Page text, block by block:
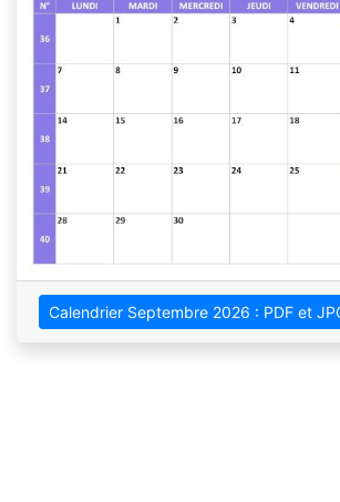
Calendrier Septembre 2026 : PDF et